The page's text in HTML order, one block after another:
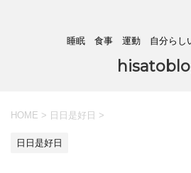
睡眠 食事 運動 自分らし
HOME > 日日是好日 >
日日是好日